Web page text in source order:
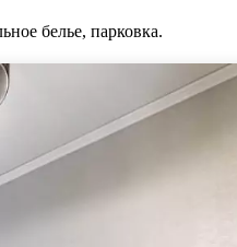
белье, парковка.